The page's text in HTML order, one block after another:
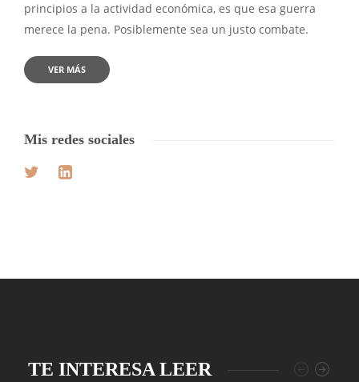
principios a la actividad económica, es que esa guerra
merece la pena. Posiblemente sea un justo combate.
VER MÁS
Mis redes sociales
TE INTERESA LEER